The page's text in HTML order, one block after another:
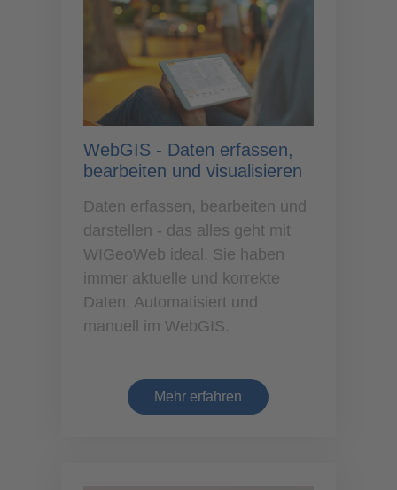
WebGIS - Daten erfassen,
bearbeiten und visualisieren
Daten erfassen, bearbeiten und
darstellen - das alles geht mit
WIGeoWeb ideal. Sie haben
immer aktuelle und korrekte
Daten. Automatisiert und
manuell im WebGIS.
Mehr erfahren